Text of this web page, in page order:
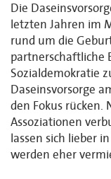
Die
letzten Jahren im
rund um die
partnerschaftliche
Sozialdemokratie
Daseinsvorsorge
den Fokus rücken.
Assoziationen
lassen sich lieber
werden eher